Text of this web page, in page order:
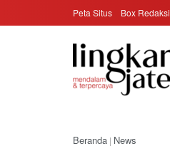
Peta Situs Box Redaksi
Beranda | News